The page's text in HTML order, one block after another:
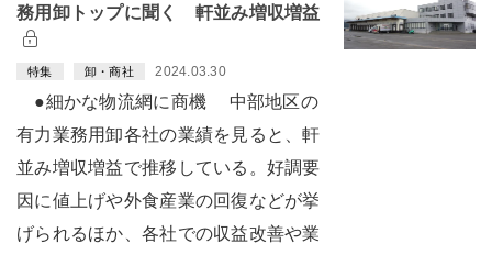
務用卸トップに聞く 軒並み増収増益
特集 卸・商社 2024.03.30
●細かな物流網に商機 中部地区の
有力業務用卸各社の業績を見ると、軒
並み増収増益で推移している。好調要
因に値上げや外食産業の回復などが挙
げられるほか、各社での収益改善や業